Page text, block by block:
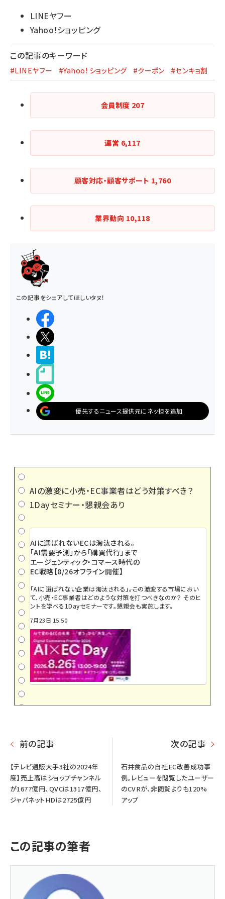
LINEヤフー
Yahoo!ショッピング
この記事のキーワード
#LINEヤフー #Yahoo! ショッピング #クーポン #センキョ割
会員制度 207
運営 6,117
顧客対応・顧客サポート 1,760
業界動向 10,118
この記事をシェアしてほしいタヌ！
優先するニュース提供元にネッ担を追加
AIの激変に小売・EC事業者はどう対策すべき？
1Dayセミナー・懇親会あり
AIに選ばれないECは淘汰される。
「AI需要予測」から「購買代行」まで
エージェンティック・コマース時代の
EC戦略【8/26オフライン開催】
「AIに選ばれない企業は淘汰される」――。この激変する市場におい
て、小売・EC事業者はどのような対策を打つべきなのか？ そのヒ
ントを学べる1Dayセミナーです。懇親会も実施します。
7月23日 15:50
前の記事
【テレビ通販大手3社の2024年
度】売上高はショップチャンネル
が1677億円、QVCは1317億円、
ジャパネットHDは2725億円
次の記事
石井食品の自社EC改善成功事
例。レビューを閲覧したユーザー
のCVRが、非閲覧よりも120%
アップ
この記事の筆者